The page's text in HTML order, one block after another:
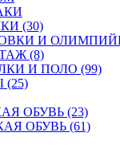
(30)
И
(8)
И ПОЛО (99)
ОБУВЬ (23)
ОБУВЬ (61)